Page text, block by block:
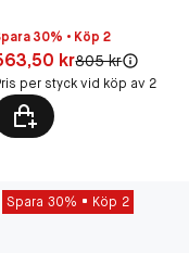
30% • Köp 2
563,50 kr
krOriginal pris:
805 kr
per styck vid köp av 2
Spara 30% Köp 2